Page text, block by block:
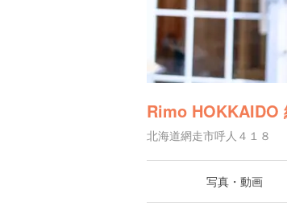
Rimo HOKKAIDO
北海道網走市呼人４１８
写真・動画